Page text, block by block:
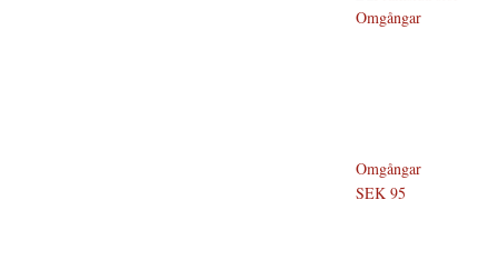
Omgångar
SEK 95